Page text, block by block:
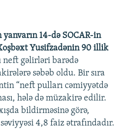
14-də SOCAR-in
Yusifzadənin 90 illik
neft gəlirləri barədə
səbəb oldu. Bir sıra
“neft pulları cəmiyyətdə
hələ də müzakirə edilir.
bildirməsinə görə,
4,8 faiz ətrafındadır.